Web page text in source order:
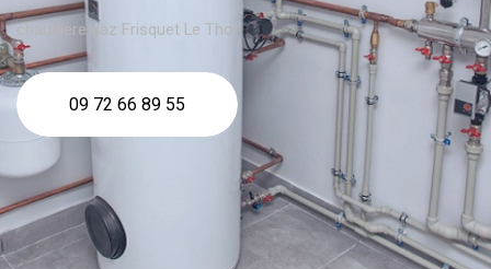
chaudière gaz Frisquet Le Thor
09 72 66 89 55